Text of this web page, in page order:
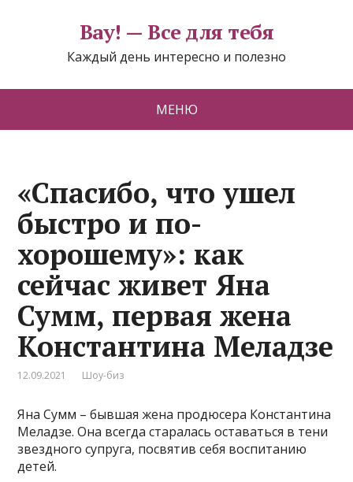
Вау! — Все для тебя
Каждый день интересно и полезно
МЕНЮ
«Спасибо, что ушел
быстро и по-
хорошему»: как
сейчас живет Яна
Сумм, первая жена
Константина Меладзе
12.09.2021 Шоу-биз
Яна Сумм – бывшая жена продюсера Константина
Меладзе. Она всегда старалась оставаться в тени
звездного супруга, посвятив себя воспитанию
детей.